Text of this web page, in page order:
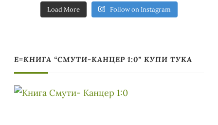
Load More Follow on Instagram
Е=КНИГА “СМУТИ-КАНЦЕР 1:0” КУПИ ТУКА